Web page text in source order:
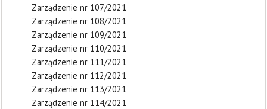
Zarządzenie nr 107/2021
Zarządzenie nr 108/2021
Zarządzenie nr 109/2021
Zarządzenie nr 110/2021
Zarządzenie nr 111/2021
Zarządzenie nr 112/2021
Zarządzenie nr 113/2021
Zarządzenie nr 114/2021